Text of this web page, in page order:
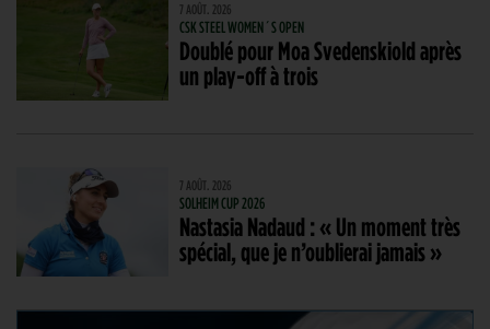
7 AOÛT. 2026
CSK STEEL WOMEN´S OPEN
Doublé pour Moa Svedenskiold après
un play-off à trois
7 AOÛT. 2026
SOLHEIM CUP 2026
Nastasia Nadaud : « Un moment très
spécial, que je n’oublierai jamais »